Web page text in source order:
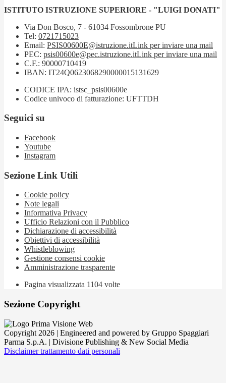
ISTITUTO ISTRUZIONE SUPERIORE - "LUIGI DONATI"
Via Don Bosco, 7 - 61034 Fossombrone PU
Tel: 0721715023
Email: PSIS00600E@istruzione.itLink per inviare una mail
PEC: psis00600e@pec.istruzione.itLink per inviare una mail
C.F.: 90000710419
IBAN: IT24Q0623068290000015131629
CODICE IPA: istsc_psis00600e
Codice univoco di fatturazione: UFTTDH
Seguici su
Facebook
Youtube
Instagram
Sezione Link Utili
Cookie policy
Note legali
Informativa Privacy
Ufficio Relazioni con il Pubblico
Dichiarazione di accessibilità
Obiettivi di accessibilità
Whistleblowing
Gestione consensi cookie
Amministrazione trasparente
Pagina visualizzata 1104 volte
Sezione Copyright
Copyright 2026 | Engineered and powered by Gruppo Spaggiari
Parma S.p.A. | Divisione Publishing & New Social Media
Disclaimer trattamento dati personali